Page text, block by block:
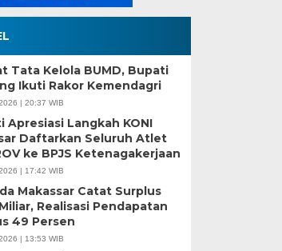
Tata Kelola BUMD, Bupati
Ikuti Rakor Kemendagri
| 20:37 WIB
Apresiasi Langkah KONI
Daftarkan Seluruh Atlet
ke BPJS Ketenagakerjaan
| 17:42 WIB
Makassar Catat Surplus
Realisasi Pendapatan
49 Persen
| 13:53 WIB